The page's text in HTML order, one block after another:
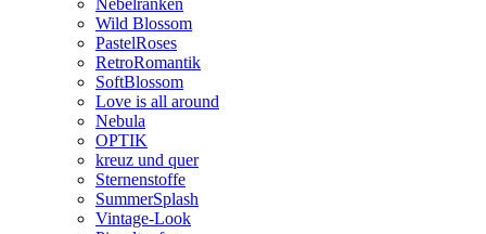
Nebelranken
Wild Blossom
PastelRoses
RetroRomantik
SoftBlossom
Love is all around
Nebula
OPTIK
kreuz und quer
Sternenstoffe
SummerSplash
Vintage-Look